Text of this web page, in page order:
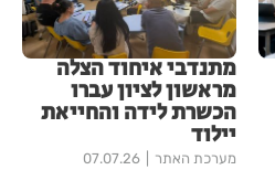
מתנדבי איחוד הצלה
מראשון לציון עברו
הכשרת לידה והחייאת
יילוד
מערכת האתר 07.07.26